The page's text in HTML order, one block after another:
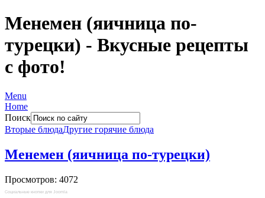
Менемен (яичница по-
турецки) - Вкусные рецепты
с фото!
Menu
Home
Поиск
Вторые блюдаДругие горячие блюда
Менемен (яичница по-турецки)
Просмотров: 4072
Социальные кнопки для Joomla